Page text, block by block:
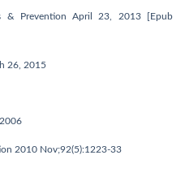
& Prevention April 23, 2013 [Epub
26, 2015
2010 Nov;92(5):1223-33